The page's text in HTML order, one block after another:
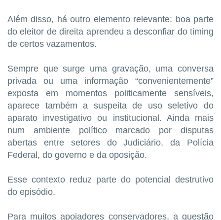
Além disso, há outro elemento relevante: boa parte
do eleitor de direita aprendeu a desconfiar do timing
de certos vazamentos.
Sempre que surge uma gravação, uma conversa
privada ou uma informação “convenientemente”
exposta em momentos politicamente sensíveis,
aparece também a suspeita de uso seletivo do
aparato investigativo ou institucional. Ainda mais
num ambiente político marcado por disputas
abertas entre setores do Judiciário, da Polícia
Federal, do governo e da oposição.
Esse contexto reduz parte do potencial destrutivo
do episódio.
Para muitos apoiadores conservadores, a questão